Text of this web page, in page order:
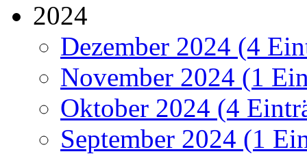
2024
Dezember 2024 (4
November 2024 (1
Oktober 2024 (4
September 2024 (1